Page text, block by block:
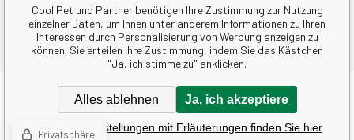
Steuernum.: CZ60745291
Copyright © 2026 Avitex,s.r.o.
Alle Rechte vorbehalten.
Eshops & webseitenBINARGON.cz-Lageplan
Cool Pet und Partner benötigen Ihre Zustimmung zur Nutzung
einzelner Daten, um Ihnen unter anderem Informationen zu Ihren
Interessen durch Personalisierung von Werbung anzeigen zu
können. Sie erteilen Ihre Zustimmung, indem Sie das Kästchen
"Ja, ich stimme zu" anklicken.
Alles ablehnen Ja, ich akzeptiere
Detaillierte Einstellungen mit Erläuterungen finden Sie hier
Privatsphäre